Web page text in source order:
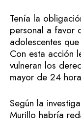
Tenía la
personal a favor
adolescentes
Con esta acción
vulneran los
mayor de 24
Según la
Murillo habría